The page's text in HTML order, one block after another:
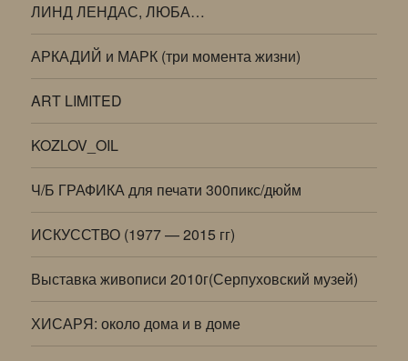
ЛИНД ЛЕНДАС, ЛЮБА…
АРКАДИЙ и МАРК (три момента жизни)
ART LIMITED
KOZLOV_OIL
Ч/Б ГРАФИКА для печати 300пикс/дюйм
ИСКУССТВО (1977 — 2015 гг)
Выставка живописи 2010г(Серпуховский музей)
ХИСАРЯ: около дома и в доме